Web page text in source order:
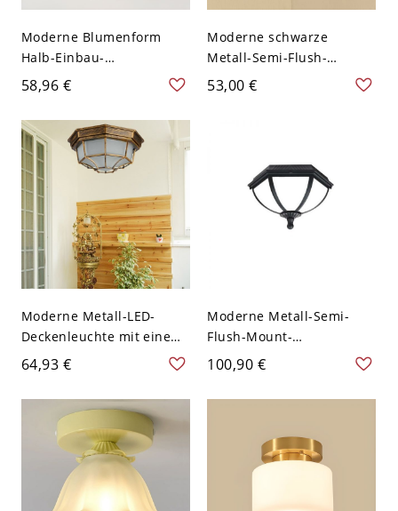
Moderne Blumenform
Halb-Einbau-
Deckenleuchte für den
Wohnbereich in
Cremefarbe - 110V-120V
16,51 cm
58,96 €
Moderne schwarze
Metall-Semi-Flush-
Montage-Deckenleuchte
mit mattiertem
53,00 €
Moderne Metall-LED-
Deckenleuchte mit einem
Licht und mattem
Glasschirm - Bronze 110V-
120V 22,86 cm
64,93 €
Moderne Metall-Semi-
Flush-Mount-
Deckenleuchte für dunkle
Wohnungen in Amerika in
Kategorienhöhe - Schwarz
100,90 €